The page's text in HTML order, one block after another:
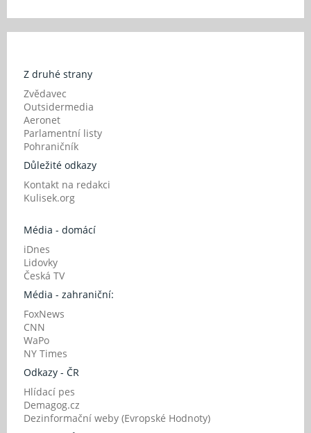
Z druhé strany
Zvědavec
Outsidermedia
Aeronet
Parlamentní listy
Pohraničník
Důležité odkazy
Kontakt na redakci
Kulisek.org
Média - domácí
iDnes
Lidovky
Česká TV
Média - zahraniční:
FoxNews
CNN
WaPo
NY Times
Odkazy - ČR
Hlídací pes
Demagog.cz
Dezinformační weby (Evropské Hodnoty)